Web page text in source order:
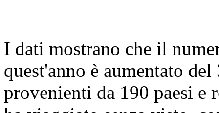
I dati mostrano che il
quest'anno è aumentato
provenienti da 190 paesi e